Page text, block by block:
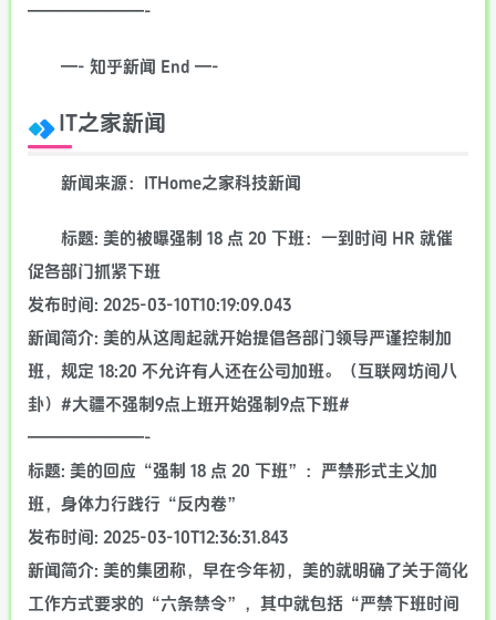
———————-
—- 知乎新闻 End —-
IT之家新闻
新闻来源：ITHome之家科技新闻
标题: 美的被曝强制 18 点 20 下班：一到时间 HR 就催
促各部门抓紧下班
发布时间: 2025-03-10T10:19:09.043
新闻简介: 美的从这周起就开始提倡各部门领导严谨控制加
班，规定 18:20 不允许有人还在公司加班。（互联网坊间八
卦）#大疆不强制9点上班开始强制9点下班#
———————-
标题: 美的回应“强制 18 点 20 下班”：严禁形式主义加
班，身体力行践行“反内卷”
发布时间: 2025-03-10T12:36:31.843
新闻简介: 美的集团称，早在今年初，美的就明确了关于简化
工作方式要求的“六条禁令”，其中就包括“严禁下班时间